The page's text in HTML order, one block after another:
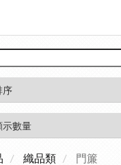
織品類 門簾